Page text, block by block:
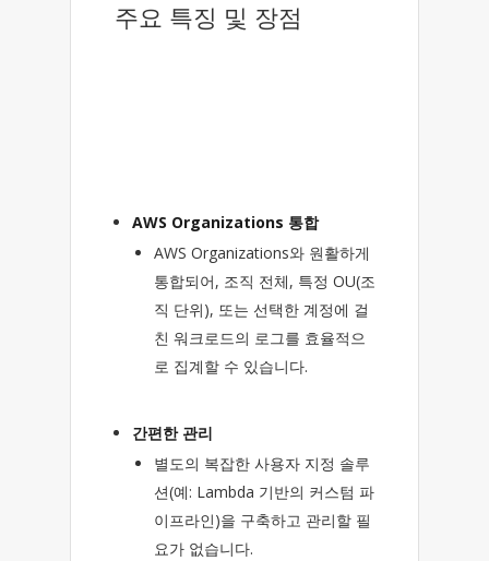
주요 특징 및 장점
AWS Organizations 통합
AWS Organizations와 원활하게
통합되어, 조직 전체, 특정 OU(조
직 단위), 또는 선택한 계정에 걸
친 워크로드의 로그를 효율적으
로 집계할 수 있습니다.
간편한 관리
별도의 복잡한 사용자 지정 솔루
션(예: Lambda 기반의 커스텀 파
이프라인)을 구축하고 관리할 필
요가 없습니다.